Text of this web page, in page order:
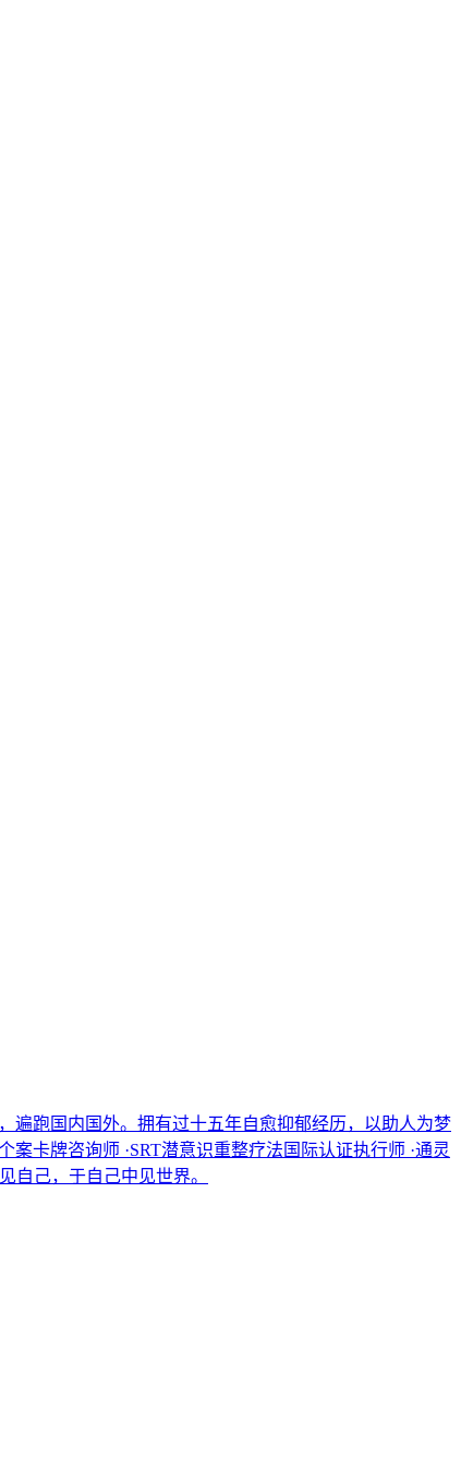
遍跑国内国外。拥有过十五年自愈抑郁经历，以助人为梦
卡牌咨询师 ·SRT潜意识重整疗法国际认证执行师 ·通灵
自己，于自己中见世界。